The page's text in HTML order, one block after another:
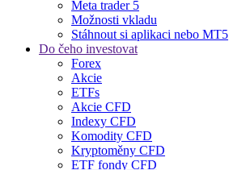
Meta trader 5
Možnosti vkladu
Stáhnout si aplikaci nebo MT5
Do čeho investovat
Forex
Akcie
ETFs
Akcie CFD
Indexy CFD
Komodity CFD
Kryptoměny CFD
ETF fondy CFD